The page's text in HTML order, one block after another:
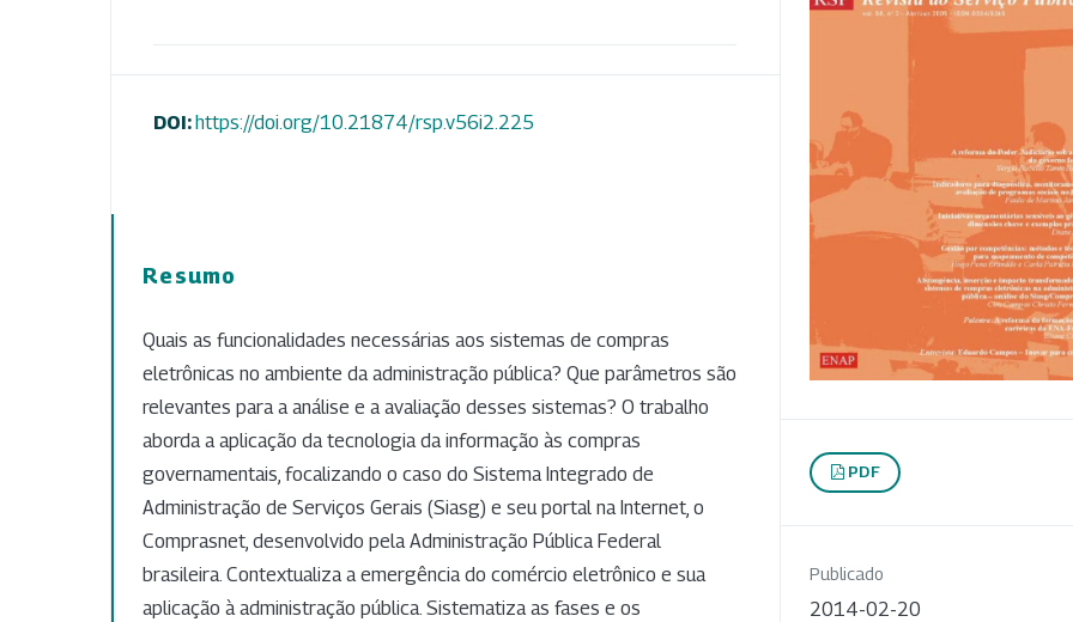
DOI:https://doi.org/10.21874/rsp.v56i2.225
Resumo
Quais as funcionalidades necessárias aos sistemas de compras
eletrônicas no ambiente da administração pública? Que parâmetros são
relevantes para a análise e a avaliação desses sistemas? O trabalho
aborda a aplicação da tecnologia da informação às compras
governamentais, focalizando o caso do Sistema Integrado de
Administração de Serviços Gerais (Siasg) e seu portal na Internet, o
Comprasnet, desenvolvido pela Administração Pública Federal
brasileira. Contextualiza a emergência do comércio eletrônico e sua
aplicação à administração pública. Sistematiza as fases e os
PDF
Publicado
2014-02-20